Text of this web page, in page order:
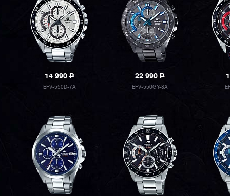
14 990P
EFV-550D-7A
22 990P
EFV-550GY-8A